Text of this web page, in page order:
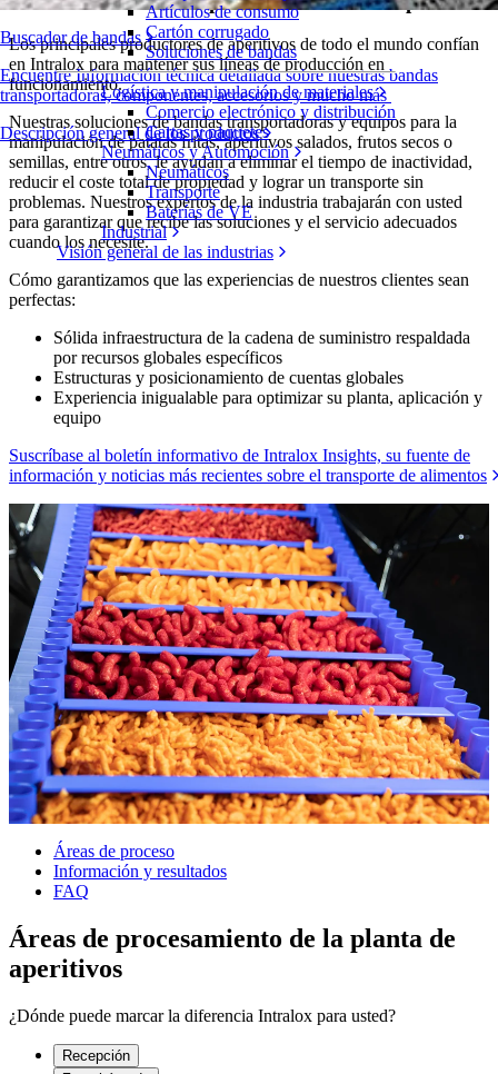
Buscador de bandas
Encuentre Información técnica detallada sobre nuestras bandas
transportadoras, componentes, accesorios y mucho más
Descripción general de los productos
Artículos de consumo
Cartón corrugado
Soluciones de bandas
Logística y manipulación de materiales
Comercio electrónico y distribución
Cartas y paquetes
Neumáticos y Automoción
Neumáticos
Transporte
Baterías de VE
Industrial
Visión general de las industrias
Los principales productores de aperitivos de todo el mundo confían
en Intralox para mantener sus líneas de producción en
funcionamiento.
Nuestras soluciones de bandas transportadoras y equipos para la
manipulación de patatas fritas, aperitivos salados, frutos secos o
semillas, entre otros, le ayudan a eliminar el tiempo de inactividad,
reducir el coste total de propiedad y lograr un transporte sin
problemas. Nuestros expertos de la industria trabajarán con usted
para garantizar que recibe las soluciones y el servicio adecuados
cuando los necesite.
Cómo garantizamos que las experiencias de nuestros clientes sean
perfectas:
Sólida infraestructura de la cadena de suministro respaldada
por recursos globales específicos
Estructuras y posicionamiento de cuentas globales
Experiencia inigualable para optimizar su planta, aplicación y
equipo
Suscríbase al boletín informativo de Intralox Insights, su fuente de
información y noticias más recientes sobre el transporte de alimentos
Áreas de proceso
Información y resultados
FAQ
Áreas de procesamiento de la planta de
aperitivos
¿Dónde puede marcar la diferencia Intralox para usted?
Recepción